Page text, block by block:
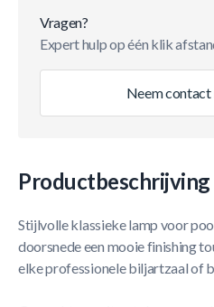
Vragen?
Expert hulp op één klik
Neem contact
Productbeschrijving
Stijlvolle klassieke lamp voor
doorsnede een mooie finishing
elke professionele biljartzaal of